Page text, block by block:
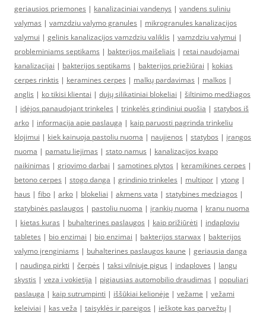
geriausios priemones | kanalizaciniai vandenys | vandens suliniu
valymas | vamzdziu valymo granules | mikrogranules kanalizacijos
valymui | gelinis kanalizacijos vamzdziu valiklis | vamzdziu valymui |
probleminiams septikams | bakterijos maišeliais | retai naudojamai
kanalizacijai | bakterijos septikams | bakterijos priežiūrai | kokias
cerpes rinktis | keramines cerpes | malkų pardavimas | malkos |
anglis | ko tikisi klientai | dujų silikatiniai blokeliai | šiltinimo medžiagos
| idėjos panaudojant trinkeles | trinkelės grindiniui puošia | statybos iš
arko | informacija apie paslaugą | kaip paruosti pagrinda trinkeliu
klojimui | kiek kainuoja pastoliu nuoma | naujienos | statybos | įrangos
nuoma | pamatu liejimas | stato namus | kanalizacijos kvapo
naikinimas | griovimo darbai | samotines plytos | keramikines cerpes |
betono cerpes | stogo danga | grindinio trinkeles | multipor | ytong |
haus | fibo | arko | blokeliai | akmens vata | statybines medziagos |
statybinės paslaugos | pastoliu nuoma | įrankių nuoma | kranu nuoma
| kietas kuras | buhalterines paslaugos | kaip prižiūrėti | indaploviu
tabletes | bio enzimai | bio enzimai | bakterijos starwax | bakterijos
valymo įrenginiams | buhalterines paslaugos kaune | geriausia danga
| naudinga pirkti | čerpės | taksi vilniuje pigus | indaploves | langu
skystis | veza i vokietija | pigiausias automobilio draudimas | populiari
paslauga | kaip sutrumpinti | iššūkiai kelionėje | vežame | vežami
keleiviai | kas veža | taisyklės ir pareigos | ieškote kas parvežtų |